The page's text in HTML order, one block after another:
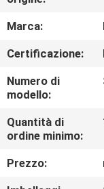
DELLA
FABBRICA
DI
QUALITÀ
Marca:
Certificazione:
Numero di
modello:
Quantità di
ordine minimo:
Prezzo: